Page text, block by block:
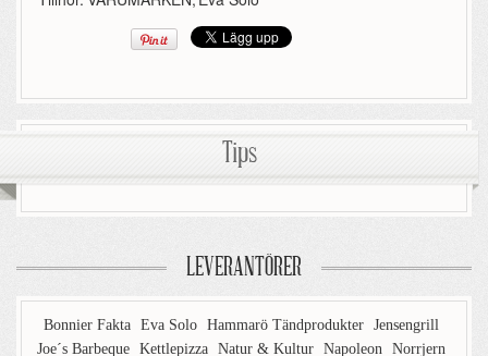
Tips
LEVERANTÖRER
Bonnier Fakta Eva Solo Hammarö Tändprodukter Jensengrill
Joe´s Barbeque Kettlepizza Natur & Kultur Napoleon Norrjern